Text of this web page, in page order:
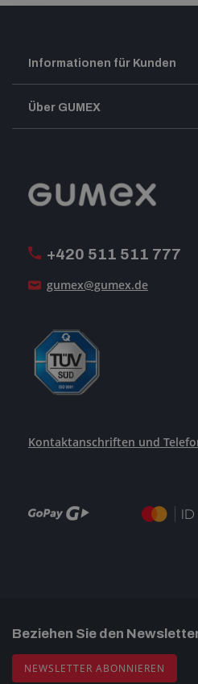
+420 511 511 777
gumex@gumex.de
Kontaktanschriften und
Informationen für Kunden
Transport und Warenversand
Reklamation
Über GUMEX
GUMEX stellt sich vor
Beziehen Sie den
NEWSLETTER ABONNIEREN